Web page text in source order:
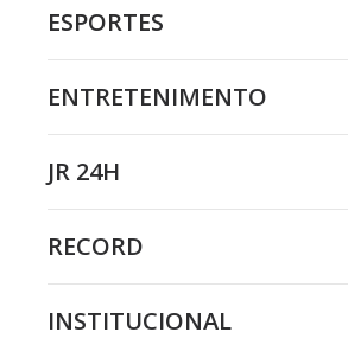
ESPORTES
ENTRETENIMENTO
JR 24H
RECORD
INSTITUCIONAL